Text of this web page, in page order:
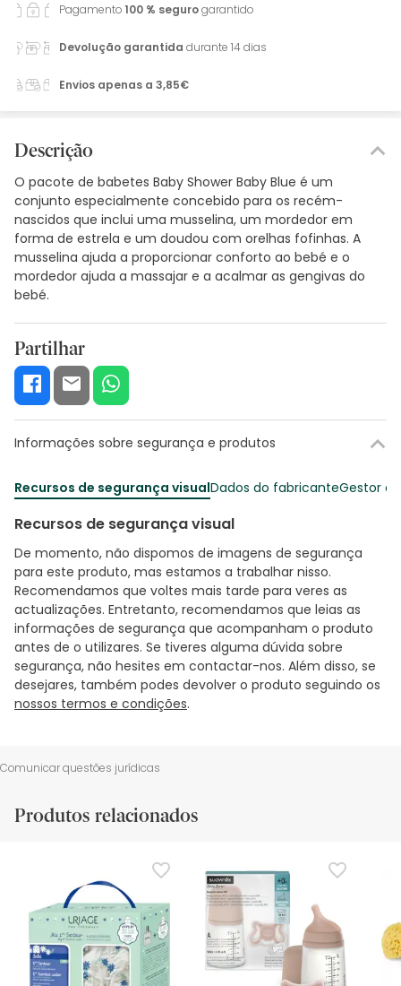
Pagamento100 % segurogarantido
Devolução garantida durante 14 dias
Envios apenas a 3,85€
Descrição
O pacote de babetes Baby Shower Baby Blue é um
conjunto especialmente concebido para os recém-
nascidos que inclui uma musselina, um mordedor em
forma de estrela e um doudou com orelhas fofinhas. A
musselina ajuda a proporcionar conforto ao bebé e o
mordedor ajuda a massajar e a acalmar as gengivas do
bebé.
Partilhar
Informações sobre segurança e produtos
Recursos de segurança visualDados do fabricanteGestor
Recursos de segurança visual
De momento, não dispomos de imagens de segurança
para este produto, mas estamos a trabalhar nisso.
Recomendamos que voltes mais tarde para veres as
actualizações. Entretanto, recomendamos que leias as
informações de segurança que acompanham o produto
antes de o utilizares. Se tiveres alguma dúvida sobre
segurança, não hesites em contactar-nos. Além disso, se
desejares, também podes devolver o produto seguindo os
nossos termos e condições.
Comunicar questões jurídicas
Produtos relacionados